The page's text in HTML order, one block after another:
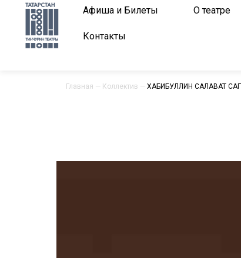
Афиша и Билеты О театре
Контакты
Главная — Коллектив — ХАБИБУЛЛИН САЛАВАТ